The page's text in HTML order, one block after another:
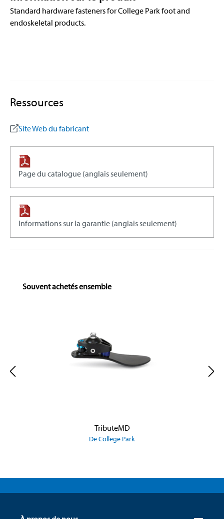
Standard hardware fasteners for College Park foot and
endoskeletal products.
Ressources
Site Web du fabricant
Page du catalogue (anglais seulement)
Informations sur la garantie (anglais seulement)
Skip product gallery
Souvent achetés ensemble
TributeMD
De College Park